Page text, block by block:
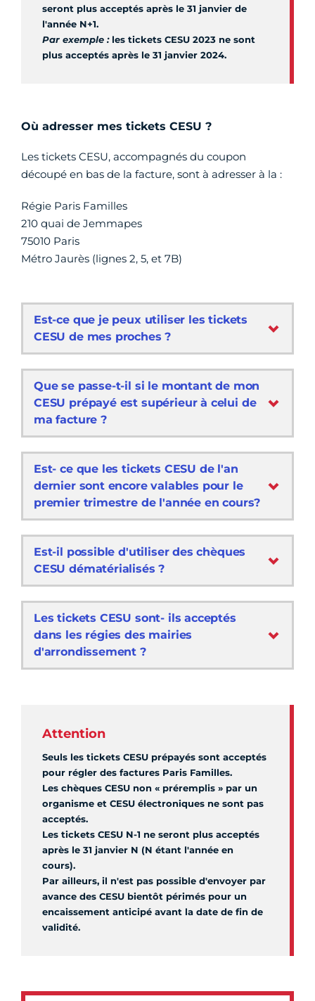
seront plus acceptés après le 31 janvier de
l'année N+1.
Par exemple : les tickets CESU 2023 ne sont
plus acceptés après le 31 janvier 2024.
Où adresser mes tickets CESU ?
Les tickets CESU, accompagnés du coupon
découpé en bas de la facture, sont à adresser à la :
Régie Paris Familles
210 quai de Jemmapes
75010 Paris
Métro Jaurès (lignes 2, 5, et 7B)
Est-ce que je peux utiliser les tickets
CESU de mes proches ?
Que se passe-t-il si le montant de mon
CESU prépayé est supérieur à celui de
ma facture ?
Est- ce que les tickets CESU de l'an
dernier sont encore valables pour le
premier trimestre de l'année en cours?
Est-il possible d'utiliser des chèques
CESU dématérialisés ?
Les tickets CESU sont- ils acceptés
dans les régies des mairies
d'arrondissement ?
Attention
Seuls les tickets CESU prépayés sont acceptés
pour régler des factures Paris Familles.
Les chèques CESU non « préremplis » par un
organisme et CESU électroniques ne sont pas
acceptés.
Les tickets CESU N-1 ne seront plus acceptés
après le 31 janvier N (N étant l'année en
cours).
Par ailleurs, il n'est pas possible d'envoyer par
avance des CESU bientôt périmés pour un
encaissement anticipé avant la date de fin de
validité.